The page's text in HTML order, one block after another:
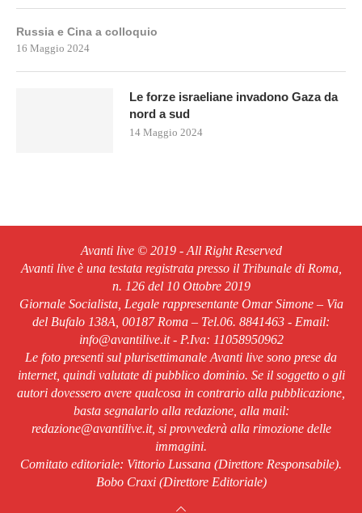
Russia e Cina a colloquio
16 Maggio 2024
Le forze israeliane invadono Gaza da
nord a sud
14 Maggio 2024
Avanti live © 2019 - All Right Reserved
Avanti live è una testata registrata presso il Tribunale di Roma,
n. 126 del 10 Ottobre 2019
Giornale Socialista, Legale rappresentante Omar Simone – Via
del Bufalo 138A, 00187 Roma – Tel.06. 8841463 - Email:
info@avantilive.it - P.Iva: 11058950962
Le foto presenti sul plurisettimanale Avanti live sono prese da
internet, quindi valutate di pubblico dominio. Se il soggetto o gli
autori dovessero avere qualcosa in contrario alla pubblicazione,
basta segnalarlo alla redazione, alla mail:
redazione@avantilive.it, si provvederà alla rimozione delle
immagini.
Comitato editoriale: Vittorio Lussana (Direttore Responsabile).
Bobo Craxi (Direttore Editoriale)